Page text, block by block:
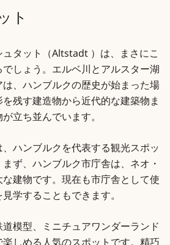
ト
タット（Altstadt ）は、まさにこ
しょう。エルベ川とアルスター湖
、ハンブルクの歴史が始まった場
残す建造物から近代的な建築物ま
立ち並んでいます。
ハンブルクを代表する観光スポッ
ず、ハンブルク市庁舎は、ネオ・
建物です。現在も市庁舎として使
学することもできます。
模型、ミニチュアワンダーランド